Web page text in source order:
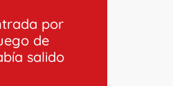
por
de
salido